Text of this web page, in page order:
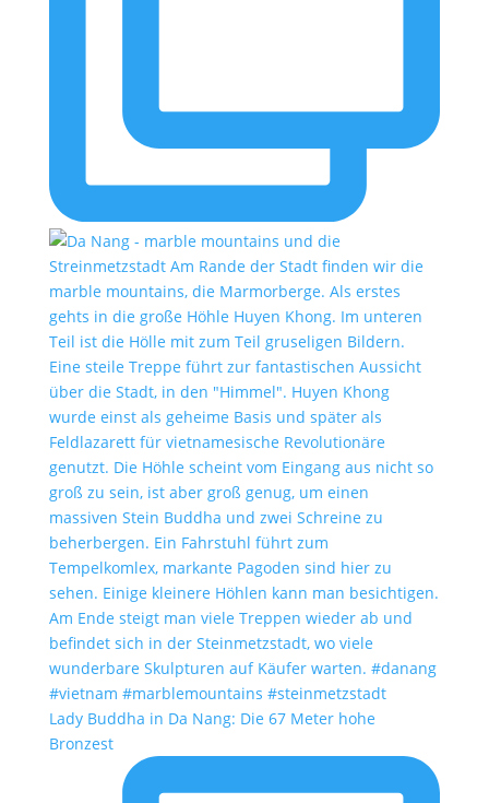
Lady Buddha in Da Nang: Die 67 Meter hohe
Bronzest